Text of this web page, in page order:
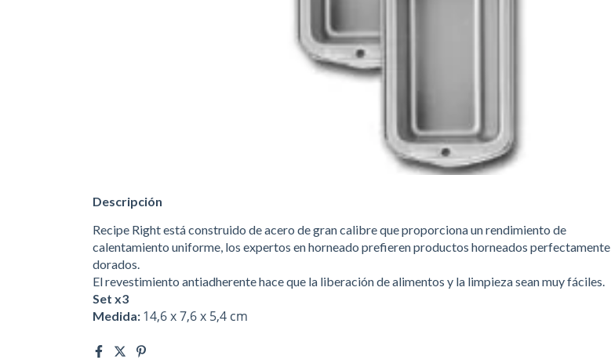
Descripción
Recipe Right está construido de acero de gran calibre que proporciona un rendimiento de
calentamiento uniforme, los expertos en horneado prefieren productos horneados perfectamente
dorados.
El revestimiento antiadherente hace que la liberación de alimentos y la limpieza sean muy fáciles.
Set x3
Medida: 14,6 x 7,6 x 5,4 cm